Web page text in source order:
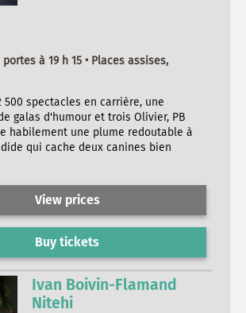
à 19 h 15 • Places assises,
500 spectacles en carrière, une
galas d'humour et trois Olivier, PB
habilement une plume redoutable à
qui cache deux canines bien
View prices
Buy tickets
Ivan Boivin-Flamand
Nitehi